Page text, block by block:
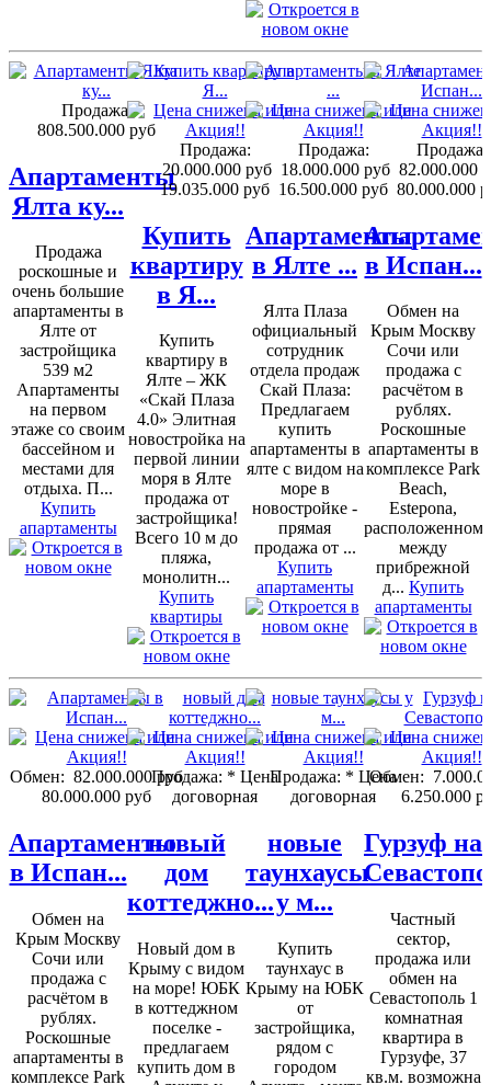
Продажа:
808.500.000 руб
Апартаменты
Ялта ку...
Продажа
роскошные и
очень большие
апартаменты в
Ялте от
застройщика
539 м2
Апартаменты
на первом
этаже со своим
бассейном и
местами для
отдыха. П...
Купить
апартаменты
Продажа:
20.000.000 руб
19.035.000 руб
Купить
квартиру
в Я...
Купить
квартиру в
Ялте – ЖК
«Скай Плаза
4.0» Элитная
новостройка на
первой линии
моря в Ялте
продажа от
застройщика!
Всего 10 м до
пляжа,
монолитн...
Купить
квартиры
Продажа:
18.000.000 руб
16.500.000 руб
Апартаменты
в Ялте ...
Ялта Плаза
официальный
сотрудник
отдела продаж
Скай Плаза:
Предлагаем
купить
апартаменты в
ялте с видом на
море в
новостройке -
прямая
продажа от ...
Купить
апартаменты
Продажа:
82.000.000
80.000.000
в Испан...
Обмен на
Крым Москву
Сочи или
продажа с
расчётом в
рублях.
Роскошные
апартаменты в
комплексе Park
Beach,
Estepona,
расположенном
между
прибрежной
д... Купить
апартаменты
Обмен: 82.000.000 руб
80.000.000 руб
Апартаменты
в Испан...
Обмен на
Крым Москву
Сочи или
продажа с
расчётом в
рублях.
Роскошные
апартаменты в
комплексе Park
Продажа: * Цена
договорная
новый
дом
коттеджно...
Новый дом в
Крыму с видом
на море! ЮБК
в коттеджном
поселке -
предлагаем
купить дом в
Продажа: * Цена
договорная
новые
таунхаусы
у м...
Купить
таунхаус в
Крыму на ЮБК
от
застройщика,
рядом с
городом
Обмен:
6.250.000
Гурзуф на
Частный
сектор,
продажа или
обмен на
Севастополь 1
комнатная
квартира в
Гурзуфе, 37
кв.м. возможна